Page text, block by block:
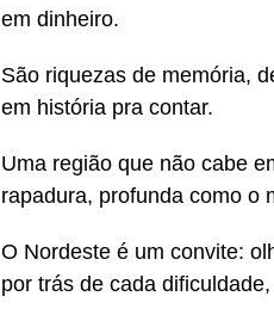
em dinheiro.
São riquezas de memória,
em história pra contar.
Uma região que não cabe
rapadura, profunda como o
O Nordeste é um convite:
por trás de cada